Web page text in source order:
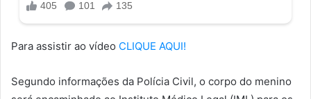
Para assistir ao vídeo CLIQUE AQUI!
Segundo informações da Polícia Civil, o corpo do menino